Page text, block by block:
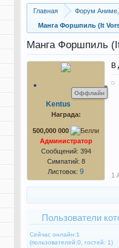
Главная
Форум Аниме,
Манга Форшпиль (It
Манга Форшпиль
Оффлайн
Kentus
Награда:
500,000 000
Администратор
Сообщений: 394
Симпатий: 8
Листовок: 9
В
1
Пользователи
Сейчас онлайн:1
(пользователей:0, гостей: 1)